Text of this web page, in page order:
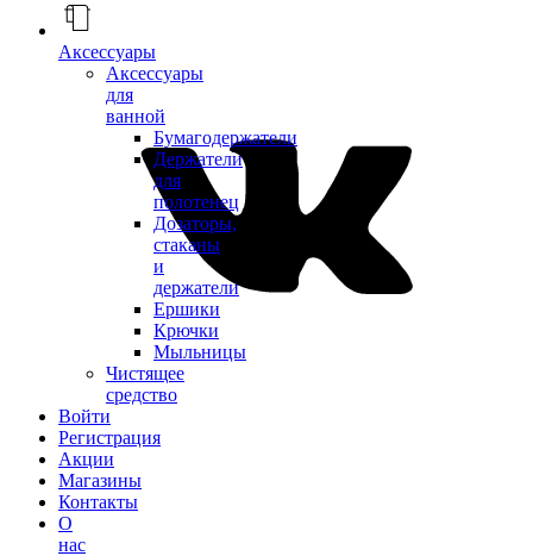
Аксессуары
Аксессуары
для
ванной
Бумагодержатели
Держатели
для
полотенец
Дозаторы,
стаканы
и
держатели
Ершики
Крючки
Мыльницы
Чистящее
средство
Войти
Регистрация
Акции
Магазины
Контакты
О
нас